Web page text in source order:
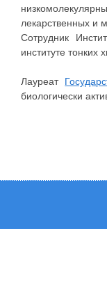
лекарственных и
Сотрудник
институте тонких
Лауреат
биологически